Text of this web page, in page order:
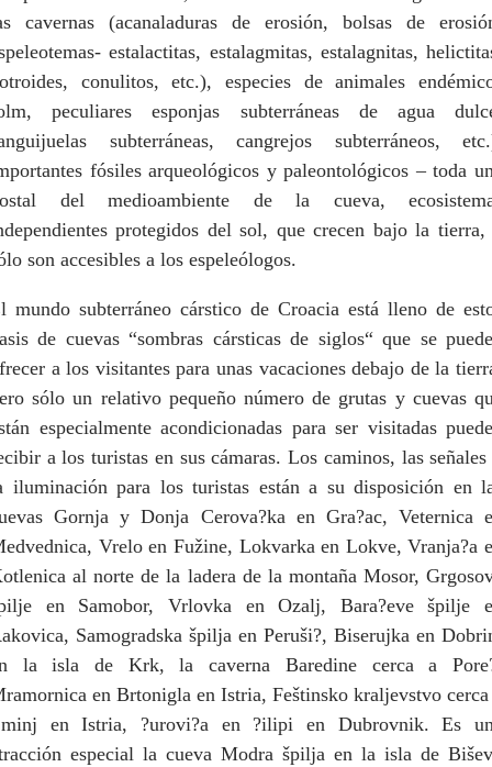
cavernas (acanaladuras de erosión, bolsas de
estalactitas, estalagmitas, estalagnitas,
conulitos, etc.), especies de animales
peculiares esponjas subterráneas de agua
subterráneas, cangrejos subterráneos,
fósiles arqueológicos y paleontológicos – toda
del medioambiente de la cueva,
protegidos del sol, que crecen bajo la tierra,
son accesibles a los espeleólogos.
mundo subterráneo cárstico de Croacia está lleno de
de cuevas “sombras cársticas de siglos“ que se
a los visitantes para unas vacaciones debajo de la
sólo un relativo pequeño número de grutas y cuevas
especialmente acondicionadas para ser visitadas
a los turistas en sus cámaras. Los caminos, las
iluminación para los turistas están a su disposición en
Gornja y Donja Cerova?ka en Gra?ac, Veternica
Vrelo en Fužine, Lokvarka en Lokve, Vranja?a
al norte de la ladera de la montaña Mosor,
en Samobor, Vrlovka en Ozalj, Bara?eve špilje
Samogradska špilja en Peruši?, Biserujka en
la isla de Krk, la caverna Baredine cerca a
en Brtonigla en Istria, Feštinsko kraljevstvo cerca
en Istria, ?urovi?a en ?ilipi en Dubrovnik. Es
especial la cueva Modra špilja en la isla de